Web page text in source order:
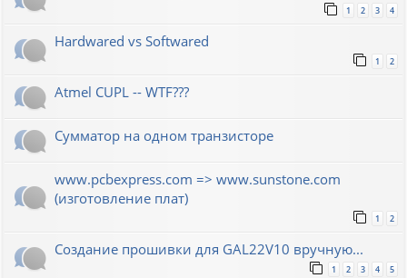
1 2 3 4
Hardwared vs Softwared
1 2
Atmel CUPL -- WTF???
Сумматор на одном транзисторе
www.pcbexpress.com => www.sunstone.com
(изготовление плат)
1 2
Создание прошивки для GAL22V10 вручную...
1 2 3 4 5